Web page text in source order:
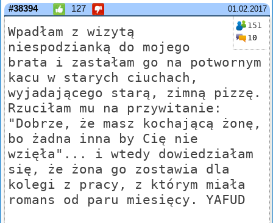
01.02.2017
#38394 127
151
10
Wpadłam z wizytą
niespodzianką do mojego
brata i zastałam go na potwornym
kacu w starych ciuchach,
wyjadającego starą, zimną pizzę.
Rzuciłam mu na przywitanie:
"Dobrze, że masz kochającą żonę,
bo żadna inna by Cię nie
wzięła"... i wtedy dowiedziałam
się, że żona go zostawia dla
kolegi z pracy, z którym miała
romans od paru miesięcy. YAFUD